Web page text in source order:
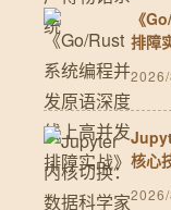
《
排障
核心